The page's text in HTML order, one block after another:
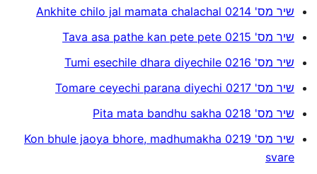
שיר מס' 0214 Ankhite chilo jal mamata chalachal
שיר מס' 0215 Tava asa pathe kan pete pete
שיר מס' 0216 Tumi esechile dhara diyechile
שיר מס' 0217 Tomare ceyechi parana diyechi
שיר מס' 0218 Pita mata bandhu sakha
שיר מס' 0219 Kon bhule jaoya bhore, madhumakha
svare